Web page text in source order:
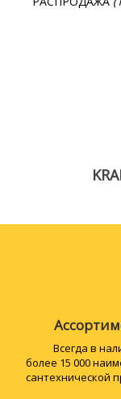
Всегда в
более 15 000
сантехнической